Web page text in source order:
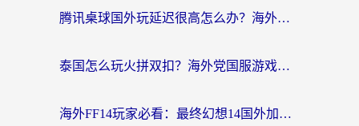
腾讯桌球国外玩延迟很高怎么办？海外党亲测有效的国服游戏加速指南
泰国怎么玩火拼双扣？海外党国服游戏加速终极指南（附暗区突围植物大战僵尸实测）
海外FF14玩家必看：最终幻想14国外加速器下载安装全攻略+卡顿解决秘籍